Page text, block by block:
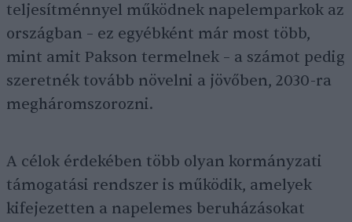
teljesítménnyel működnek napelemparkok az
országban – ez egyébként már most több,
mint amit Pakson termelnek – a számot pedig
szeretnék tovább növelni a jövőben, 2030-ra
megháromszorozni.
A célok érdekében több olyan kormányzati
támogatási rendszer is működik, amelyek
kifejezetten a napelemes beruházásokat